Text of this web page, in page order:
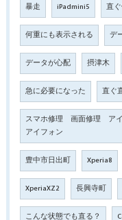
暴走 iPadmini5 直
何重にも表示される デ
データが心配 摂津木
急に必要になった 直ぐ
スマホ修理 画面修理 ア
アイフォン
豊中市日出町 Xperia8
XperiaXZ2 長興寺町
こんな状態でも直る？